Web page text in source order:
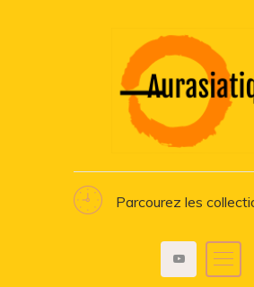
Parcourez les